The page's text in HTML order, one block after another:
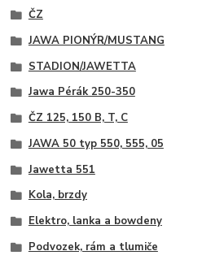
ČZ
JAWA PIONÝR/MUSTANG
STADION/JAWETTA
Jawa Pérák 250-350
ČZ 125, 150 B, T, C
JAWA 50 typ 550, 555, 05
Jawetta 551
Kola, brzdy
Elektro, lanka a bowdeny
Podvozek, rám a tlumiče